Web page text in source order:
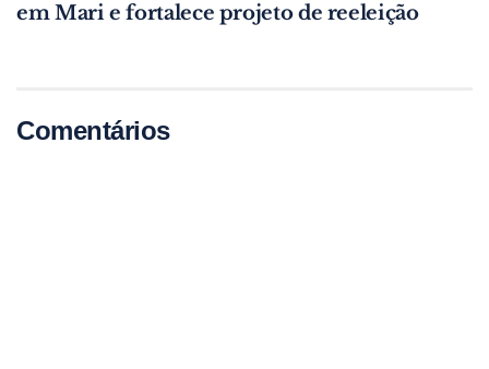
em Mari e fortalece projeto de reeleição
Comentários